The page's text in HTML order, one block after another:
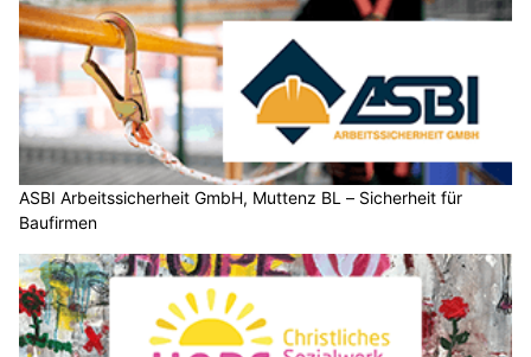
ASBI Arbeitssicherheit GmbH, Muttenz BL – Sicherheit für
Baufirmen